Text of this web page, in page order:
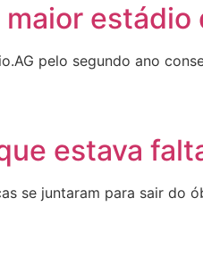
estádio
pelo segundo ano
estava
se juntaram para sair do